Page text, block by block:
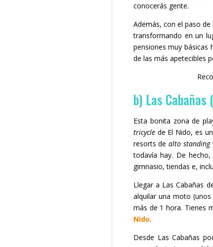
conocerás gente.
Además, con el paso
transformando en un
pensiones muy básicas
de las más apetecibles
b) Las
Esta bonita zona de
tricyclede El Nido, es
resorts dealto standing
todavía hay. De
gimnasio, tiendas e,
Llegar a Las Cabañas
alquilar una moto
más de 1 hora. Tienes
Nido.
Desde Las Cabañas